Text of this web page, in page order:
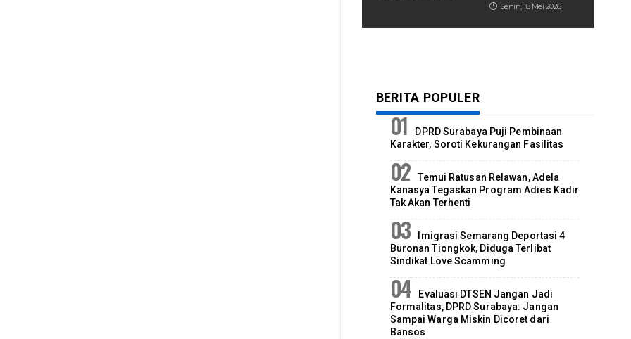
Senin, 18 Mei 2026
BERITA POPULER
DPRD Surabaya Puji Pembinaan
Karakter, Soroti Kekurangan Fasilitas
Temui Ratusan Relawan, Adela
Kanasya Tegaskan Program Adies Kadir
Tak Akan Terhenti
Imigrasi Semarang Deportasi 4
Buronan Tiongkok, Diduga Terlibat
Sindikat Love Scamming
Evaluasi DTSEN Jangan Jadi
Formalitas, DPRD Surabaya: Jangan
Sampai Warga Miskin Dicoret dari
Bansos